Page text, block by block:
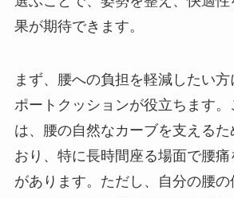
果が期待できます。
まず、腰への負担を軽減したい
ポートクッションが役立ちます
は、腰の自然なカーブを支える
おり、特に長時間座る場面で腰
があります。ただし、自分の腰